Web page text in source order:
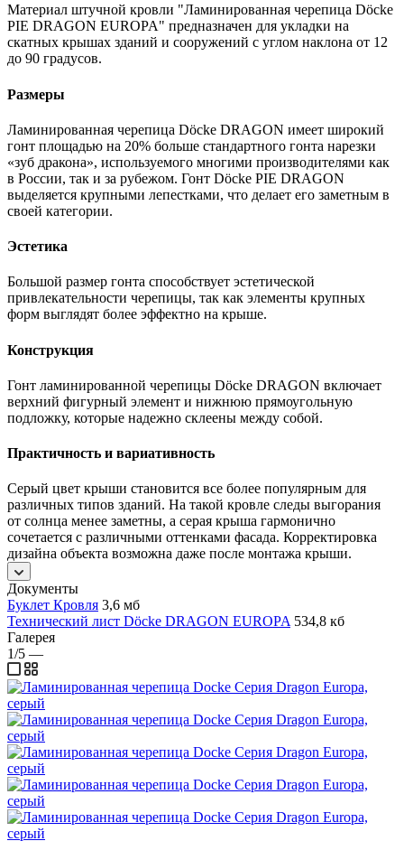
Материал штучной кровли "Ламинированная черепица Döcke
PIE DRAGON EUROPA" предназначен для укладки на
скатных крышах зданий и сооружений с углом наклона от 12
до 90 градусов.
Размеры
Ламинированная черепица Döcke DRAGON имеет широкий
гонт площадью на 20% больше стандартного гонта нарезки
«зуб дракона», используемого многими производителями как
в России, так и за рубежом. Гонт Döcke PIE DRAGON
выделяется крупными лепестками, что делает его заметным в
своей категории.
Эстетика
Большой размер гонта способствует эстетической
привлекательности черепицы, так как элементы крупных
форм выглядят более эффектно на крыше.
Конструкция
Гонт ламинированной черепицы Döcke DRAGON включает
верхний фигурный элемент и нижнюю прямоугольную
подложку, которые надежно склеены между собой.
Практичность и вариативность
Серый цвет крыши становится все более популярным для
различных типов зданий. На такой кровле следы выгорания
от солнца менее заметны, а серая крыша гармонично
сочетается с различными оттенками фасада. Корректировка
дизайна объекта возможна даже после монтажа крыши.
Документы
Буклет Кровля 3,6 мб
Технический лист Döcke DRAGON EUROPA 534,8 кб
Галерея
1/5 —